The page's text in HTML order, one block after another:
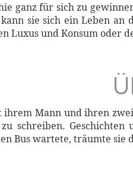
ganz für sich zu
sie sich ein Leben an
Luxus und Konsum oder
Mann und ihren
schreiben.
Bus wartete, träumte sie